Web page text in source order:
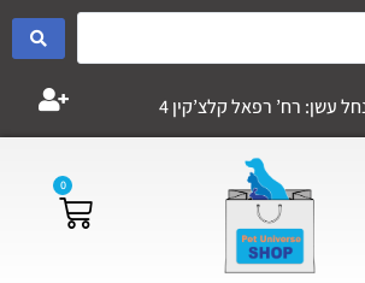
עשן: רח’ רפאל קלצ’קין 4
0